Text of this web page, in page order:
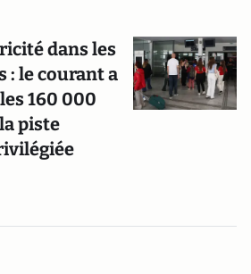
dans les
: le courant a
160 000
piste